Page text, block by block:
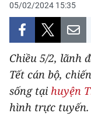
VĂN HÓA
XÃ HỘI
PHÁP LUẬT
DU LỊCH
05/02/2024 15:35
Chiều 5/2, lãnh
Tết cán bộ,
sống tại huyện
hình trực tuyến.